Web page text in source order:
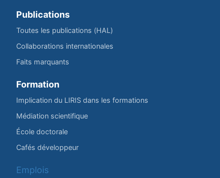
Publications
Toutes les publications (HAL)
Collaborations internationales
Faits marquants
Formation
Implication du LIRIS dans les formations
Médiation scientifique
École doctorale
Cafés développeur
Emplois